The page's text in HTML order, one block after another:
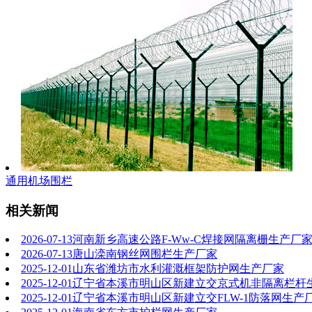
通用机场围栏
相关新闻
2026-07-13河南新乡高速公路F-Ww-C焊接网隔离栅生产厂家
2026-07-13唐山滦南钢丝网围栏生产厂家
2025-12-01 山东省潍坊市水利灌溉框架防护网生产厂家
2025-12-01辽宁省本溪市明山区新建立交京式机非隔离栏杆
2025-12-01辽宁省本溪市明山区新建立交FLW-1防落网生产